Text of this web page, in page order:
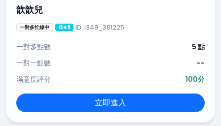
歆歆兒
一對多忙線中 i349 ID: i349_301225
一對多點數
5 點
一對一點數
--
滿意度評分
100分
立即進入